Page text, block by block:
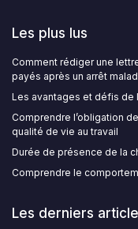
Les plus lus
Comment rédiger une
payés après un arrêt
Les avantages et défis de
Comprendre l’obligation
qualité de vie au travail
Durée de présence de la
Comprendre le
Les derniers